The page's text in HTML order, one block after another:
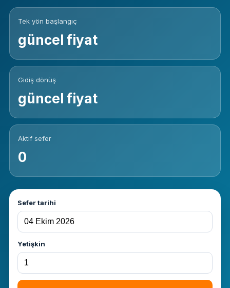
Tek yön başlangıç
güncel fiyat
Gidiş dönüş
güncel fiyat
Aktif sefer
0
Sefer tarihi
Yetişkin